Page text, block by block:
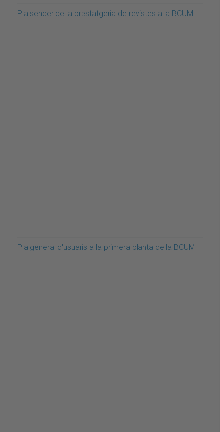
Pla sencer de la prestatgeria de revistes a la BCUM
Pla general d'usuaris a la primera planta de la BCUM